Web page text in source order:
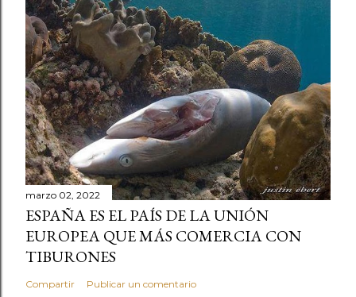
marzo 02, 2022
ESPAÑA ES EL PAÍS DE LA UNIÓN
EUROPEA QUE MÁS COMERCIA CON
TIBURONES
Compartir Publicar un comentario